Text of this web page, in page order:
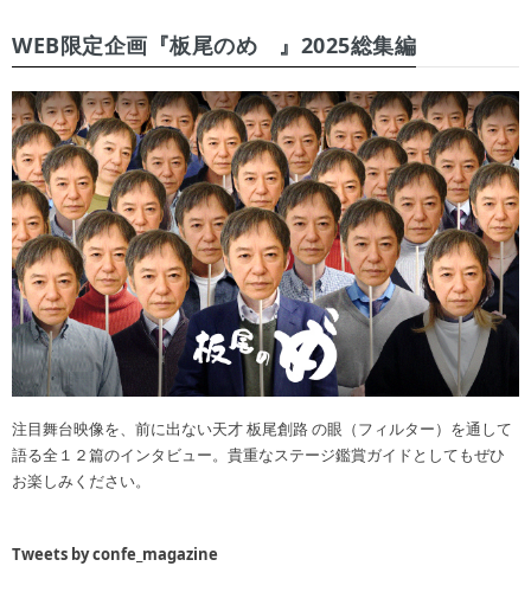
WEB限定企画『板尾のめ゙』2025総集編
注目舞台映像を、前に出ない天才 板尾創路 の眼（フィルター）を通して
語る全１２篇のインタビュー。貴重なステージ鑑賞ガイドとしてもぜひ
お楽しみください。
Tweets by confe_magazine